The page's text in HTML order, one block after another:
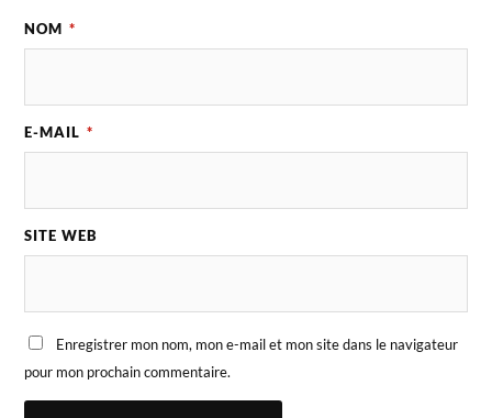
NOM *
E-MAIL *
SITE WEB
Enregistrer mon nom, mon e-mail et mon site dans le navigateur
pour mon prochain commentaire.